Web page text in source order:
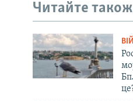
Читайте також